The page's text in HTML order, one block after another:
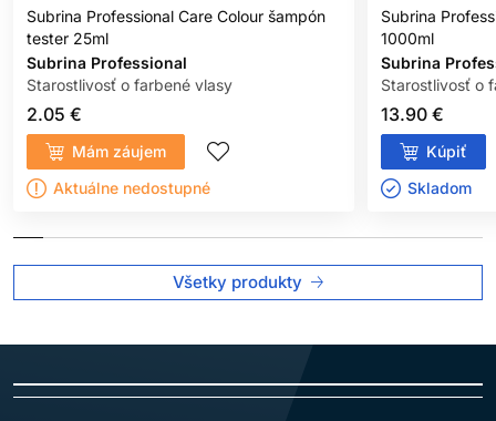
Subrina Professional Care Colour šampón
tester 25ml
Subrina Professional
Starostlivosť o farbené vlasy
2.05 €
Mám záujem
Aktuálne nedostupné
Subrina
1000ml
Subrina
Starostlivosť o
13.90 €
Kúpiť
Skladom ㅤ
Všetky produkty